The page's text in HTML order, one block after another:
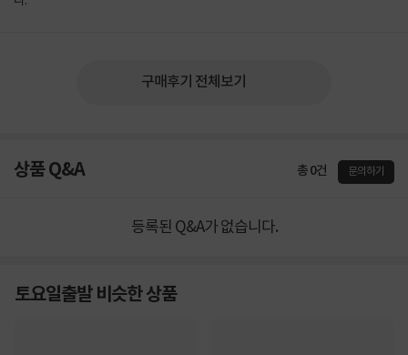
구매후기 전체보기
상품 Q&A 총 0건 문의하기
등록된 Q&A가 없습니다.
토요일출발 비슷한 상품